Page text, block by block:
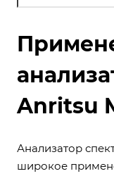
Anritsu
Анализатор
широкое